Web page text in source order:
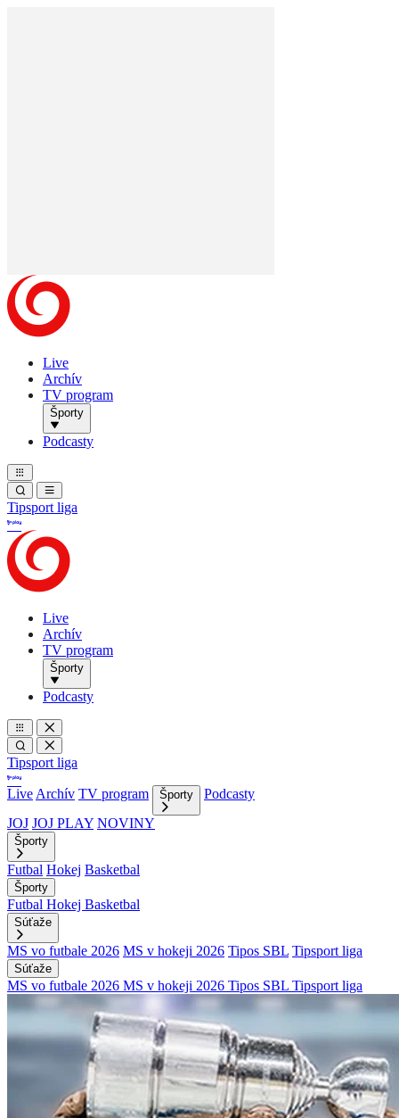
Live
Archív
TV program
Športy
Podcasty
Tipsport liga
Live
Archív
TV program
Športy
Podcasty
Tipsport liga
Live Archív TV program Športy
Podcasty
JOJ JOJ PLAY NOVINY
Športy
Futbal Hokej Basketbal
Športy
Futbal Hokej Basketbal
Súťaže
MS vo futbale 2026 MS v hokeji 2026 Tipos SBL Tipsport liga
Súťaže
MS vo futbale 2026 MS v hokeji 2026 Tipos SBL Tipsport liga